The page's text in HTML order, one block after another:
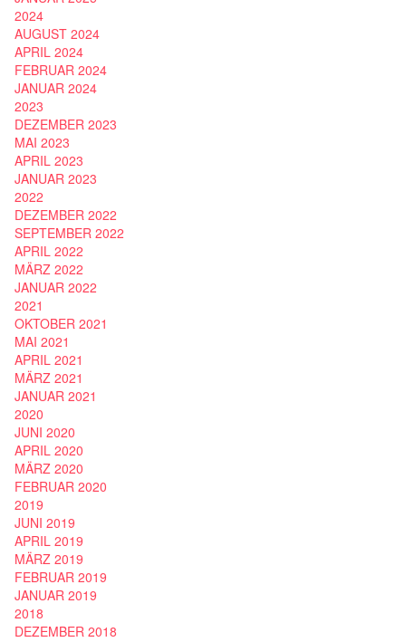
2024
AUGUST 2024
APRIL 2024
FEBRUAR 2024
JANUAR 2024
2023
DEZEMBER 2023
MAI 2023
APRIL 2023
JANUAR 2023
2022
DEZEMBER 2022
SEPTEMBER 2022
APRIL 2022
MÄRZ 2022
JANUAR 2022
2021
OKTOBER 2021
MAI 2021
APRIL 2021
MÄRZ 2021
JANUAR 2021
2020
JUNI 2020
APRIL 2020
MÄRZ 2020
FEBRUAR 2020
2019
JUNI 2019
APRIL 2019
MÄRZ 2019
FEBRUAR 2019
JANUAR 2019
2018
DEZEMBER 2018